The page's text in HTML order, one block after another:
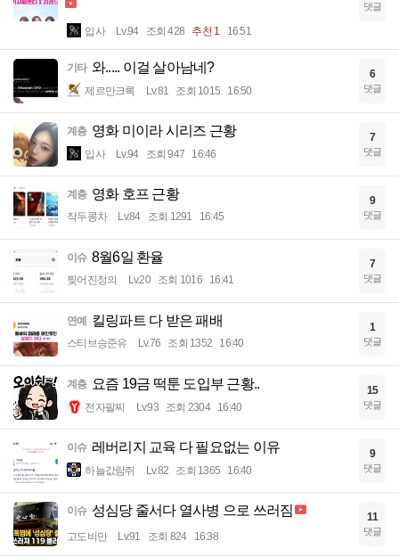
입사 Lv.94 조회 428 추천 1 16:51
댓글
기타 와..... 이걸 살아남네?
제르만크록 Lv.81 조회 1015 16:50
6
댓글
계층 영화 미이라 시리즈 근황
입사 Lv.94 조회 947 16:46
7
댓글
계층 영화 호프 근황
작두콩차 Lv.84 조회 1291 16:45
9
댓글
이슈 8월6일 환율
찢어진정의 Lv.20 조회 1016 16:41
7
댓글
연예 킬링파트 다 받은 패배
스티브승준유 Lv.76 조회 1352 16:40
1
댓글
계층 요즘 19금 떡툰 도입부 근황..
전자팔찌 Lv.93 조회 2304 16:40
15
댓글
이슈 레버리지 교육 다 필요없는 이유
하늘값람쥐 Lv.82 조회 1365 16:40
9
댓글
이슈 성심당 줄서다 열사병 으로 쓰러짐
고도비만 Lv.91 조회 824 16:38
11
댓글